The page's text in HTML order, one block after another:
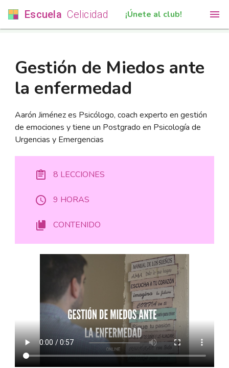
EscuelaCelicidad ¡Únete al club!
Gestión de Miedos ante
la enfermedad
Aarón Jiménez es Psicólogo, coach experto en gestión
de emociones y tiene un Postgrado en Psicología de
Urgencias y Emergencias
8 LECCIONES
9 HORAS
CONTENIDO